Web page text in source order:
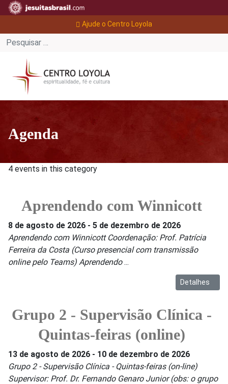
Ajude o Centro Loyola
Agenda
4 events in this category
Aprendendo com Winnicott
8 de agosto de 2026 - 5 de dezembro de 2026
Aprendendo com Winnicott Coordenação: Prof. Patrícia
Ferreira da Costa (Curso presencial com transmissão
online pelo Teams) Aprendendo...
Detalhes
Grupo 2 - Supervisão Clínica -
Quintas-feiras (online)
13 de agosto de 2026 - 10 de dezembro de 2026
Grupo 2 - Supervisão Clínica - Quintas-feiras (on-line)
Supervisor: Prof. Dr. Fernando Genaro Junior (obs: o grupo